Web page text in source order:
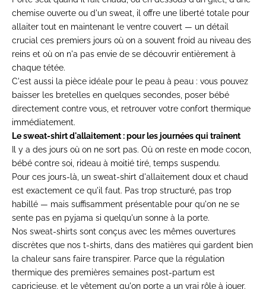
chemise ouverte ou d'un sweat, il offre une liberté totale pour
allaiter tout en maintenant le ventre couvert — un détail
crucial ces premiers jours où on a souvent froid au niveau des
reins et où on n'a pas envie de se découvrir entièrement à
chaque tétée.
C'est aussi la pièce idéale pour le peau à peau : vous pouvez
baisser les bretelles en quelques secondes, poser bébé
directement contre vous, et retrouver votre confort thermique
immédiatement.
Le sweat-shirt d'allaitement : pour les journées qui traînent
Il y a des jours où on ne sort pas. Où on reste en mode cocon,
bébé contre soi, rideau à moitié tiré, temps suspendu.
Pour ces jours-là, un sweat-shirt d'allaitement doux et chaud
est exactement ce qu'il faut. Pas trop structuré, pas trop
habillé — mais suffisamment présentable pour qu'on ne se
sente pas en pyjama si quelqu'un sonne à la porte.
Nos sweat-shirts sont conçus avec les mêmes ouvertures
discrètes que nos t-shirts, dans des matières qui gardent bien
la chaleur sans faire transpirer. Parce que la régulation
thermique des premières semaines post-partum est
capricieuse, et le vêtement qu'on porte a un vrai rôle à jouer.